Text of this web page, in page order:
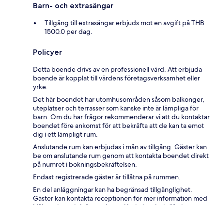
Barn- och extrasängar
Tillgång till extrasängar erbjuds mot en avgift på THB
1500.0 per dag.
Policyer
Detta boende drivs av en professionell värd. Att erbjuda
boende är kopplat till värdens företagsverksamhet eller
yrke.
Det här boendet har utomhusområden såsom balkonger,
uteplatser och terrasser som kanske inte är lämpliga för
barn. Om du har frågor rekommenderar vi att du kontaktar
boendet före ankomst för att bekräfta att de kan ta emot
dig i ett lämpligt rum.
Anslutande rum kan erbjudas i mån av tillgång. Gäster kan
be om anslutande rum genom att kontakta boendet direkt
på numret i bokningsbekräftelsen.
Endast registrerade gäster är tillåtna på rummen.
En del anläggningar kan ha begränsad tillgänglighet.
Gäster kan kontakta receptionen för mer information med